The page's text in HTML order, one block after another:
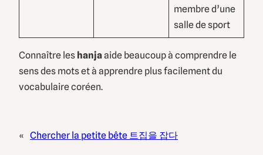
membre d’une
salle de sport
Connaître les hanjaaide beaucoup à comprendre le
sens des mots et à apprendre plus facilement du
vocabulaire coréen.
« Chercher la petite bête 트집을 잡다